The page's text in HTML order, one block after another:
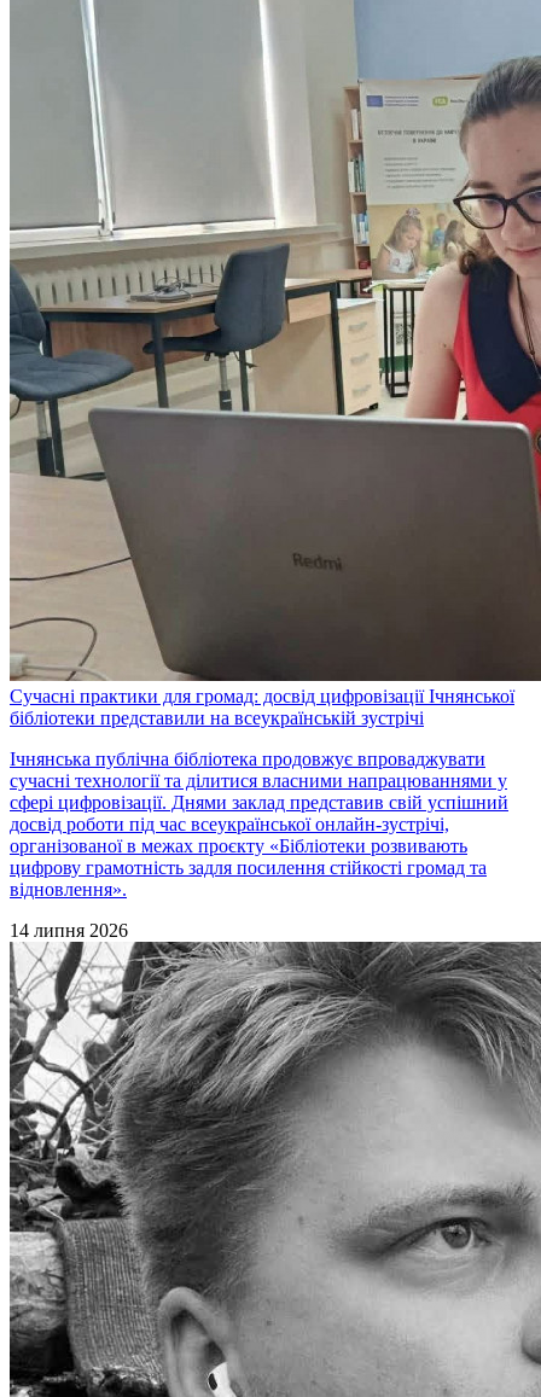
Сучасні практики для громад: досвід цифровізації Ічнянської
бібліотеки представили на всеукраїнській зустрічі
Ічнянська публічна бібліотека продовжує впроваджувати
сучасні технології та ділитися власними напрацюваннями у
сфері цифровізації. Днями заклад представив свій успішний
досвід роботи під час всеукраїнської онлайн-зустрічі,
організованої в межах проєкту «Бібліотеки розвивають
цифрову грамотність задля посилення стійкості громад та
відновлення».
14 липня 2026